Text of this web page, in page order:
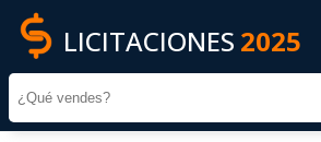
LICITACIONES 2025